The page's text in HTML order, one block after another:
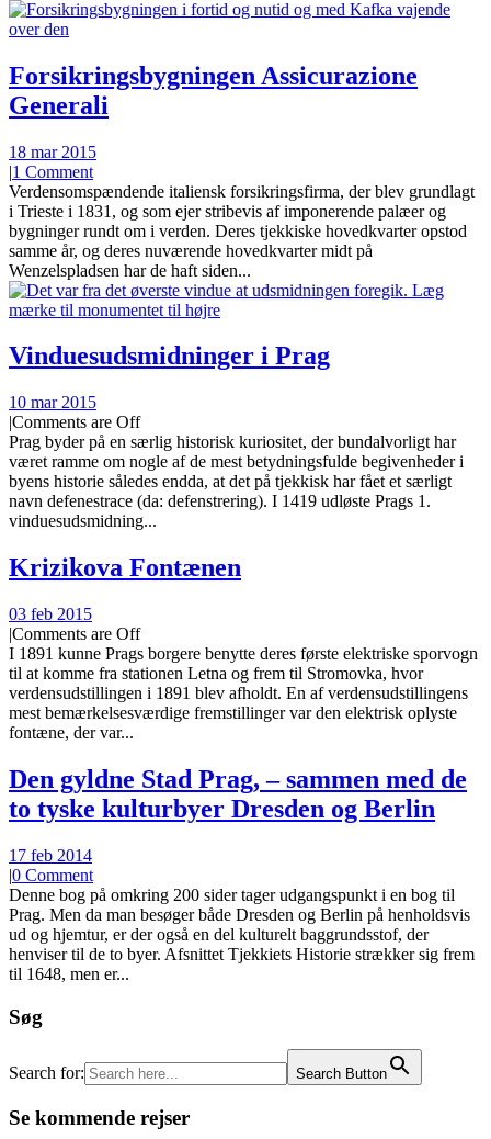
Forsikringsbygningen Assicurazione
Generali
18 mar 2015
|1 Comment
Verdensomspændende italiensk forsikringsfirma, der blev grundlagt
i Trieste i 1831, og som ejer stribevis af imponerende palæer og
bygninger rundt om i verden. Deres tjekkiske hovedkvarter opstod
samme år, og deres nuværende hovedkvarter midt på
Wenzelspladsen har de haft siden...
Vinduesudsmidninger i Prag
10 mar 2015
|Comments are Off
Prag byder på en særlig historisk kuriositet, der bundalvorligt har
været ramme om nogle af de mest betydningsfulde begivenheder i
byens historie således endda, at det på tjekkisk har fået et særligt
navn defenestrace (da: defenstrering). I 1419 udløste Prags 1.
vinduesudsmidning...
Krizikova Fontænen
03 feb 2015
|Comments are Off
I 1891 kunne Prags borgere benytte deres første elektriske sporvogn
til at komme fra stationen Letna og frem til Stromovka, hvor
verdensudstillingen i 1891 blev afholdt. En af verdensudstillingens
mest bemærkelsesværdige fremstillinger var den elektrisk oplyste
fontæne, der var...
Den gyldne Stad Prag, – sammen med de
to tyske kulturbyer Dresden og Berlin
17 feb 2014
|0 Comment
Denne bog på omkring 200 sider tager udgangspunkt i en bog til
Prag. Men da man besøger både Dresden og Berlin på henholdsvis
ud og hjemtur, er der også en del kulturelt baggrundsstof, der
henviser til de to byer. Afsnittet Tjekkiets Historie strækker sig frem
til 1648, men er...
Søg
Search for: Search Button
Se kommende rejser